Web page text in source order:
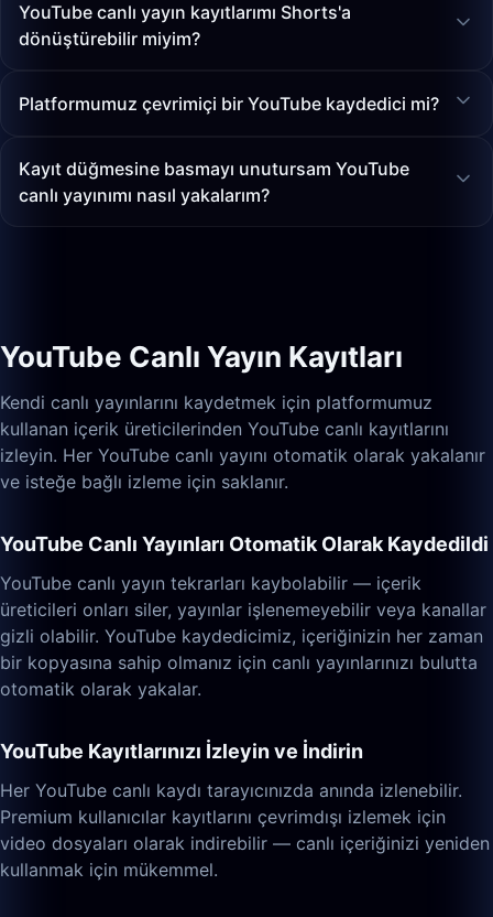
YouTube canlı yayın kayıtlarımı Shorts'a
dönüştürebilir miyim?
Platformumuz çevrimiçi bir YouTube kaydedici mi?
Kayıt düğmesine basmayı unutursam YouTube
canlı yayınımı nasıl yakalarım?
YouTube Canlı Yayın Kayıtları
Kendi canlı yayınlarını kaydetmek için platformumuz
kullanan içerik üreticilerinden YouTube canlı kayıtlarını
izleyin. Her YouTube canlı yayını otomatik olarak yakalanır
ve isteğe bağlı izleme için saklanır.
YouTube Canlı Yayınları Otomatik Olarak Kaydedildi
YouTube canlı yayın tekrarları kaybolabilir — içerik
üreticileri onları siler, yayınlar işlenemeyebilir veya kanallar
gizli olabilir. YouTube kaydedicimiz, içeriğinizin her zaman
bir kopyasına sahip olmanız için canlı yayınlarınızı bulutta
otomatik olarak yakalar.
YouTube Kayıtlarınızı İzleyin ve İndirin
Her YouTube canlı kaydı tarayıcınızda anında izlenebilir.
Premium kullanıcılar kayıtlarını çevrimdışı izlemek için
video dosyaları olarak indirebilir — canlı içeriğinizi yeniden
kullanmak için mükemmel.